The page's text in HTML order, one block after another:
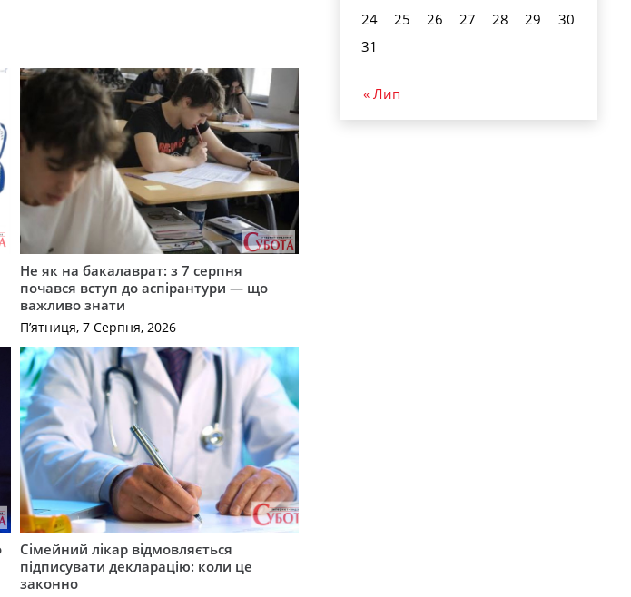
Не як на бакалаврат: з 7 серпня
почався вступ до аспірантури — що
важливо знати
П’ятниця, 7 Серпня, 2026
Сімейний лікар відмовляється
підписувати декларацію: коли це
законно
24
25 26 27 28 29
30
31
« Лип